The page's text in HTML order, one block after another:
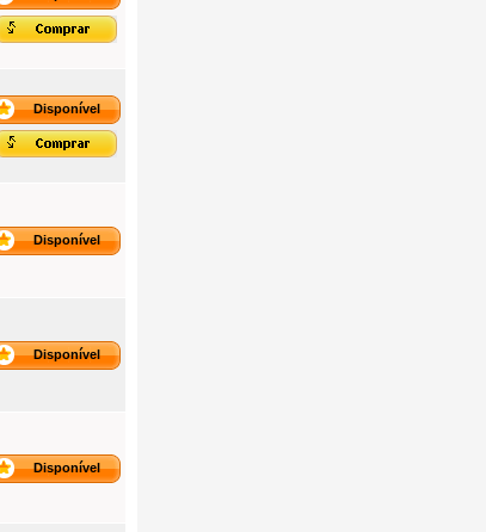
Disponível
Disponível
Disponível
Disponível